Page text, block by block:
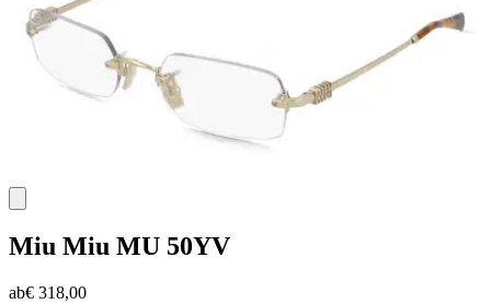
Miu Miu MU 50YV
ab€ 318,00